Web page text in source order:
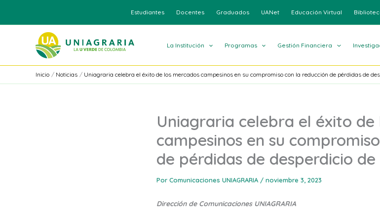
contenido
Estudiantes Docentes Graduados UANet Educación Virtual
La Institución Programas Gestión Financiera
Inicio Noticias Uniagraria celebra el éxito de los mercados campesinos en su compromiso con la reducción de pérdidas de
Uniagraria celebra el éxito de
campesinos en su
de pérdidas de desperdicio
Por Comunicaciones UNIAGRARIA / noviembre 3, 2023
Dirección de Comunicaciones UNIAGRARIA